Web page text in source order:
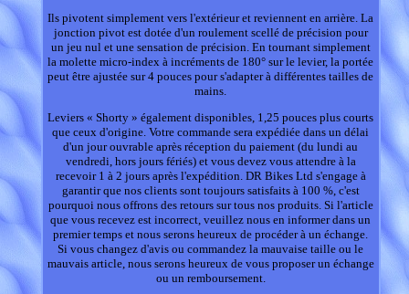
Ils pivotent simplement vers l'extérieur et reviennent en arrière. La
jonction pivot est dotée d'un roulement scellé de précision pour
un jeu nul et une sensation de précision. En tournant simplement
la molette micro-index à incréments de 180° sur le levier, la portée
peut être ajustée sur 4 pouces pour s'adapter à différentes tailles de
mains.
Leviers « Shorty » également disponibles, 1,25 pouces plus courts
que ceux d'origine. Votre commande sera expédiée dans un délai
d'un jour ouvrable après réception du paiement (du lundi au
vendredi, hors jours fériés) et vous devez vous attendre à la
recevoir 1 à 2 jours après l'expédition. DR Bikes Ltd s'engage à
garantir que nos clients sont toujours satisfaits à 100 %, c'est
pourquoi nous offrons des retours sur tous nos produits. Si l'article
que vous recevez est incorrect, veuillez nous en informer dans un
premier temps et nous serons heureux de procéder à un échange.
Si vous changez d'avis ou commandez la mauvaise taille ou le
mauvais article, nous serons heureux de vous proposer un échange
ou un remboursement.